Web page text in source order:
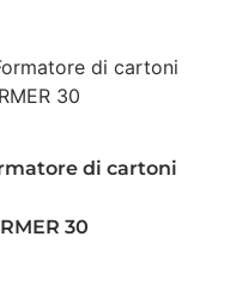
di cartoni
30